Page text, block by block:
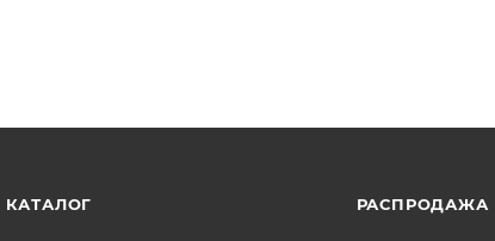
КАТАЛОГ РАСПРОДАЖА